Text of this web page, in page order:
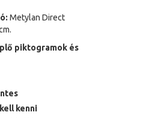
Metylan Direct
piktogramok és
kenni